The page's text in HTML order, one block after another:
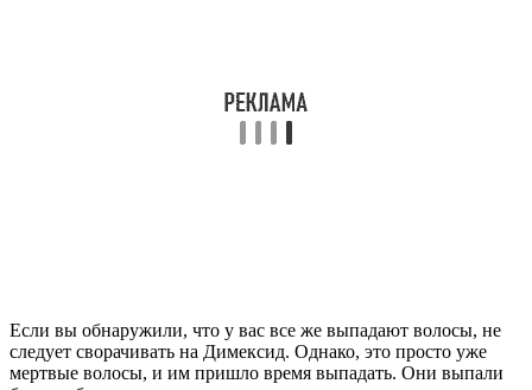
Если вы обнаружили, что у вас все же выпадают волосы, не
следует сворачивать на Димексид. Однако, это просто уже
мертвые волосы, и им пришло время выпадать. Они выпали